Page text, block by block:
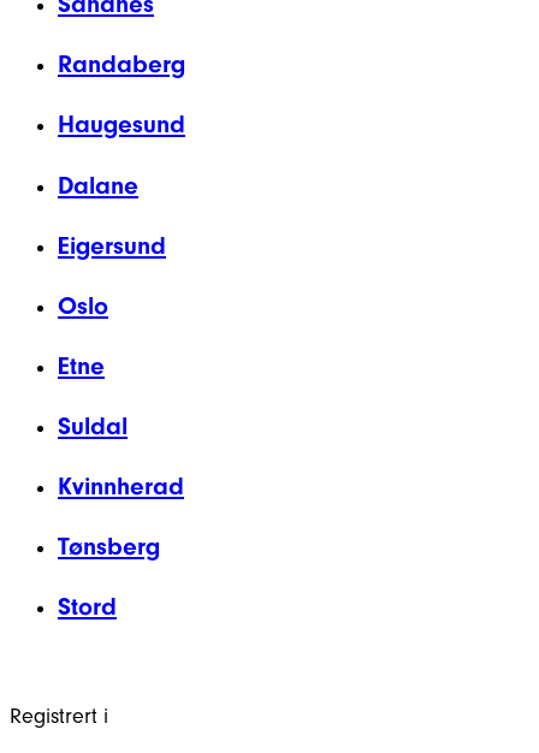
Randaberg
Haugesund
Dalane
Eigersund
Oslo
Etne
Suldal
Kvinnherad
Tønsberg
Stord
Registrert i